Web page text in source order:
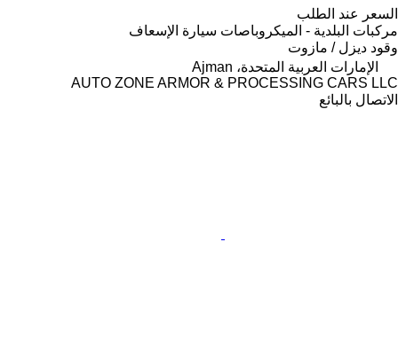
السعر عند الطلب
مركبات البلدية - الميكروباصات سيارة الإسعاف
وقود ديزل / مازوت
الإمارات العربية المتحدة، Ajman
AUTO ZONE ARMOR & PROCESSING CARS LLC
الاتصال بالبائع